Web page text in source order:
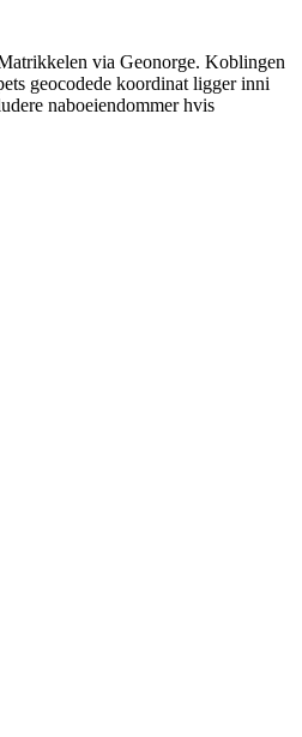
via Geonorge. Koblingen
geocodede koordinat ligger inni
naboeiendommer hvis